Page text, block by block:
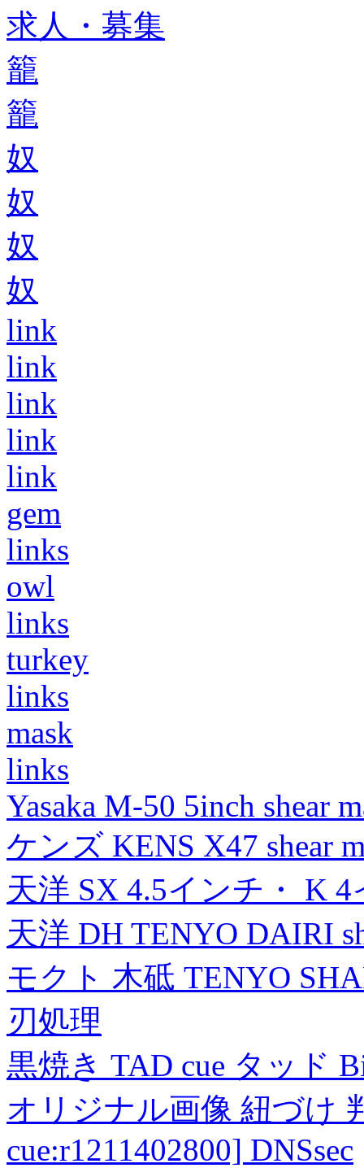
求人・募集
籠
籠
奴
奴
奴
奴
link
link
link
link
link
gem
links
owl
links
turkey
links
mask
links
Yasaka M-50 5inch shear
ケンズ KENS X47 shear
天洋 SX 4.5インチ・ K
天洋 DH TENYO DAIRI
モクト 木砥 TENYO
刃処理
黒焼き TAD cue タッド
オリジナル画像 紐づけ
cue:r1211402800] DNSsec